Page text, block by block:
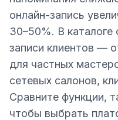
онлайн-запись
30–50%. В
записи клиентов —
для частных
сетевых салонов,
Сравните функции,
чтобы выбрать